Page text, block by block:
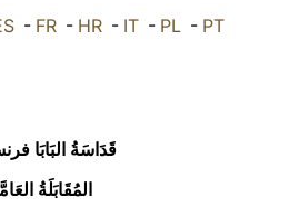
- FR- HR- IT- PL- PT
قَدَاسَةُ البَابَا
المُقَابَلَةُ